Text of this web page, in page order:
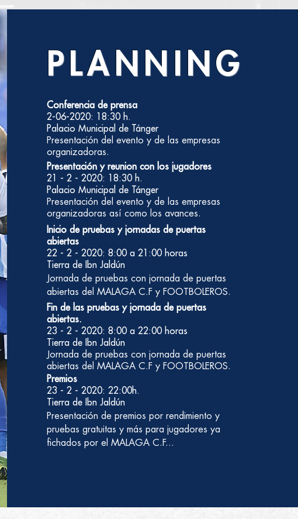
PLANNING
Conferencia de prensa
2-06-2020: 18:30 h.
Palacio Municipal de Tánger
Presentación del evento y de las empresas
organizadoras.
Presentación y reunion con los jugadores
21 - 2 - 2020: 18:30 h.
Palacio Municipal de Tánger
Presentación del evento y de las empresas
organizadoras así como los avances.
Inicio de pruebas y jornadas de puertas
abiertas
22 - 2 - 2020: 8:00 a 21:00 horas
Tierra de Ibn Jaldún
Jornada de pruebas con jornada de puertas
abiertas del MALAGA C.F y FOOTBOLEROS.
Fin de las pruebas y jornada de puertas
abiertas.
23 - 2 - 2020: 8:00 a 22:00 horas
Tierra de Ibn Jaldún
Jornada de pruebas con jornada de puertas
abiertas del MALAGA C.F y FOOTBOLEROS.
Premios
23 - 2 - 2020: 22:00h.
Tierra de Ibn Jaldún
Presentación de premios por rendimiento y
pruebas gratuitas y más para jugadores ya
fichados por el MALAGA C.F...